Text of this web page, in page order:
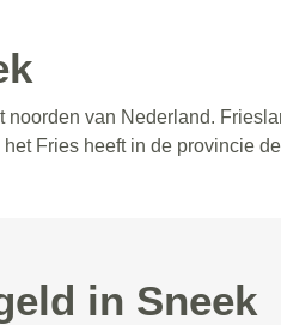
van Nederland.
Fries heeft in de provincie
in Sneek